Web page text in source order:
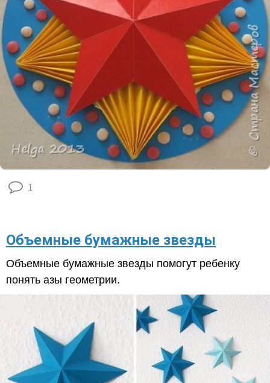
1
Объемные бумажные звезды
Объемные бумажные звезды помогут ребенку
понять азы геометрии.